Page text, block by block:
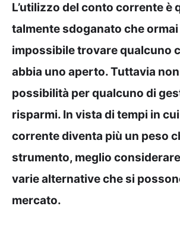
L’utilizzo del conto corrente è
talmente sdoganato che ormai
impossibile trovare qualcuno
abbia uno aperto. Tuttavia non
possibilità per qualcuno di
risparmi. In vista di tempi in
corrente diventa più un peso
strumento, meglio
varie alternative che si
mercato.